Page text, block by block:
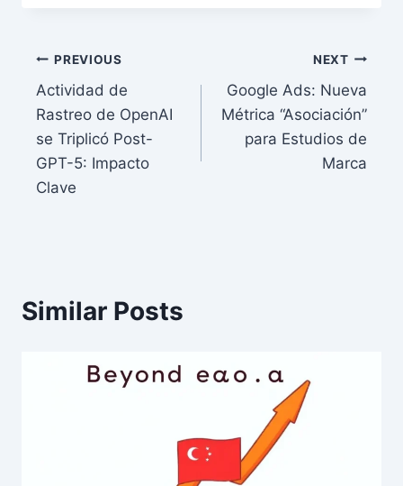
Post
navigation
PREVIOUS
Actividad de
Rastreo de OpenAI
se Triplicó Post-
GPT-5: Impacto
Clave
NEXT
Google Ads: Nueva
Métrica “Asociación”
para Estudios de
Marca
Similar Posts